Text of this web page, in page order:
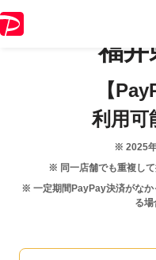
福井
【
利用可
※ 2025
※ 同一店舗でも重複して
※ 一定期間PayPay決済がなか
る場